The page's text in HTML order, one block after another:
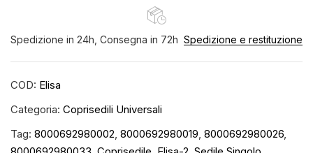
Spedizione in 24h, Consegna in 72h Spedizione e restituzione
COD: Elisa
Categoria: Coprisedili Universali
Tag: 8000692980002, 8000692980019, 8000692980026,